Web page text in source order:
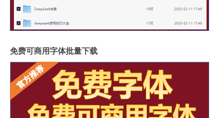
免费可商用字体批量下载